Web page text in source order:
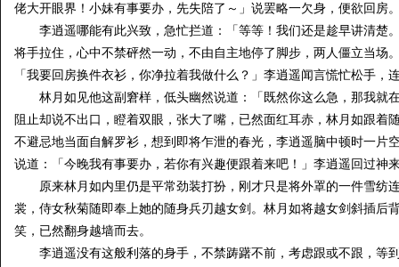
佬大开眼界！小妹有事要办，先失陪了～」说罢略一欠身，便欲回房
李逍遥哪能有此兴致，急忙拦道：「等等！我们还是趁早讲清楚
将手拉住，心中不禁砰然一动，不由自主地停了脚步，两人僵立当场
「我要回房换件衣衫，你净拉着我做什么？」李逍遥闻言慌忙松手，
林月如见他这副窘样，低头幽然说道：「既然你这么急，那我就
阻止却说不出口，瞪着双眼，张大了嘴，已然面红耳赤，林月如跟着
不避忌地当面自解罗衫，想到即将乍泄的春光，李逍遥脑中顿时一片
说道：「今晚我有事要办，若你有兴趣便跟着来吧！」李逍遥回过神
原来林月如内里仍是平常劲装打扮，刚才只是将外罩的一件雪纺
裳，侍女秋菊随即奉上她的随身兵刃越女剑。林月如将越女剑斜插后
笑，已然翻身越墙而去。
李逍遥没有这般利落的身手，不禁踌躇不前，考虑跟或不跟，等